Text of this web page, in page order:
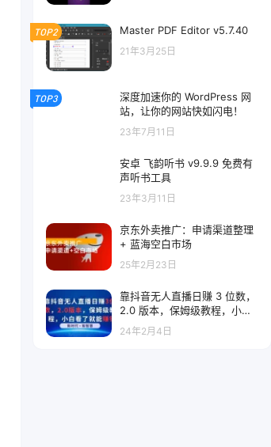
TOP2 Master PDF Editor v5.7.40
21年3月25日
TOP3
深度加速你的 WordPress 网
站，让你的网站快如闪电！
23年7月11日
安卓 飞韵听书 v9.9.9 免费有
声听书工具
23年3月11日
京东外卖推广：申请渠道整理
+ 蓝海空白市场
25年2月23日
靠抖音无人直播日赚 3 位数，
2.0 版本，保姆级教程，小白
看了就能赚钱
24年2月4日